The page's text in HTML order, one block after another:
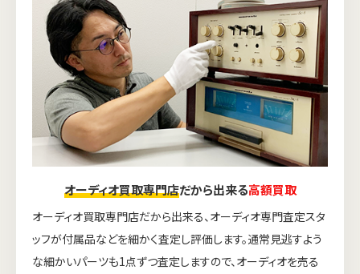
オーディオ買取専門店だから出来る高額買取
オーディオ買取専門店だから出来る、オーディオ専門査定スタ
ッフが付属品などを細かく査定し評価します。通常見逃すよう
な細かいパーツも1点ずつ査定しますので、オーディオを売る